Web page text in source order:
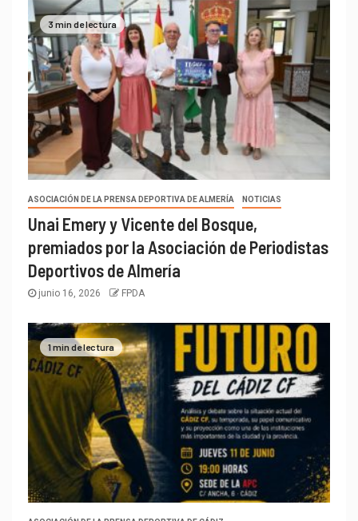
3 min de lectura
ASOCIACIÓN DE LA PRENSA DEPORTIVA DE ALMERÍA NOTICIAS
Unai Emery y Vicente del Bosque,
premiados por la Asociación de Periodistas
Deportivos de Almería
junio 16, 2026 FPDA
1 min de lectura